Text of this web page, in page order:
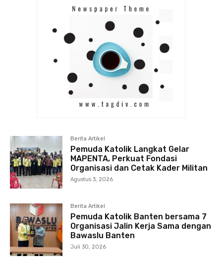
Berita Artikel
Pemuda Katolik Langkat Gelar
MAPENTA, Perkuat Fondasi
Organisasi dan Cetak Kader Militan
Agustus 3, 2026
Berita Artikel
Pemuda Katolik Banten bersama 7
Organisasi Jalin Kerja Sama dengan
Bawaslu Banten
Juli 30, 2026